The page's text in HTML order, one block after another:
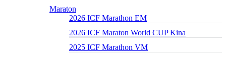
Maraton
2026 ICF Marathon EM
2026 ICF Maraton World CUP Kina
2025 ICF Marathon VM